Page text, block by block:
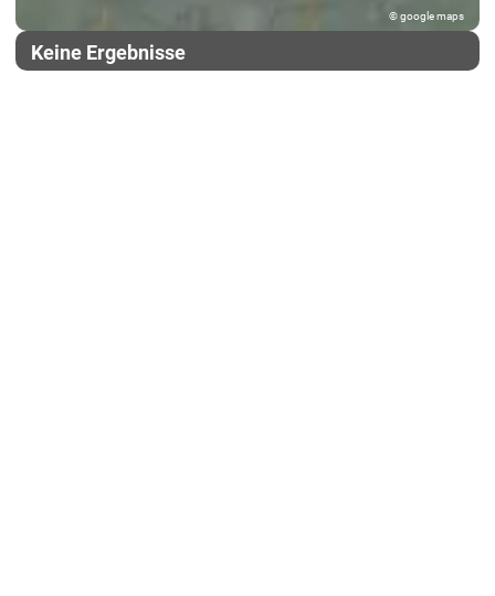
© google maps
Keine Ergebnisse